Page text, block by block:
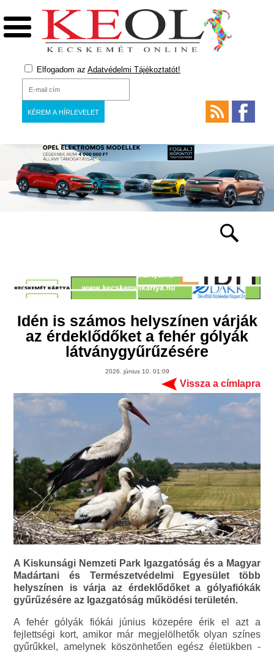
Elfogadom az Adatvédelmi Tájékoztatót!
Idén is számos helyszínen várják
az érdeklődőket a fehér gólyák
látványgyűrűzésére
2026. június 10. 01:09
Vissza a címlapra
A Kiskunsági Nemzeti Park Igazgatóság és a Magyar
Madártani és Természetvédelmi Egyesület több
helyszínen is várja az érdeklődőket a gólyafiókák
gyűrűzésére az Igazgatóság működési területén.
A fehér gólyák fiókái június közepére érik el azt a
fejlettségi kort, amikor már megjelölhetők olyan színes
gyűrűkkel, amelynek köszönhetően egész életükben -